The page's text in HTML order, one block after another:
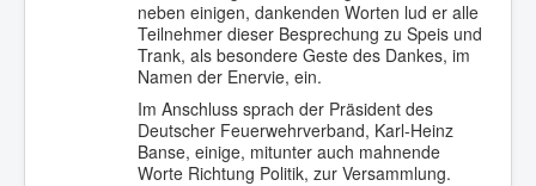
neben einigen, dankenden Worten lud er alle
Teilnehmer dieser Besprechung zu Speis und
Trank, als besondere Geste des Dankes, im
Namen der Enervie, ein.
Im Anschluss sprach der Präsident des
Deutscher Feuerwehrverband, Karl-Heinz
Banse, einige, mitunter auch mahnende
Worte Richtung Politik, zur Versammlung.